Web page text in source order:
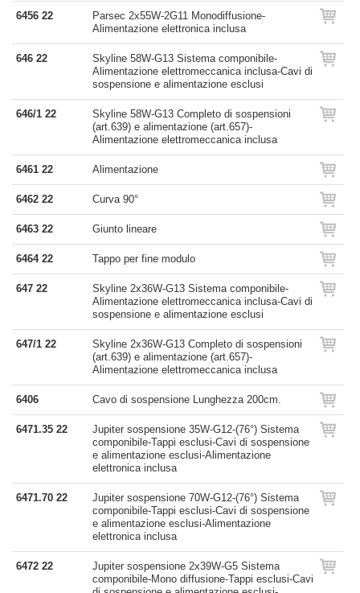
6456 22
Parsec 2x55W-2G11 Monodiffusione-
Alimentazione elettronica inclusa
646 22
Skyline 58W-G13 Sistema componibile-
Alimentazione elettromeccanica inclusa-Cavi di
sospensione e alimentazione esclusi
646/1 22
Skyline 58W-G13 Completo di sospensioni
(art.639) e alimentazione (art.657)-
Alimentazione elettromeccanica inclusa
6461 22 Alimentazione
6462 22 Curva 90°
6463 22 Giunto lineare
6464 22 Tappo per fine modulo
647 22
Skyline 2x36W-G13 Sistema componibile-
Alimentazione elettromeccanica inclusa-Cavi di
sospensione e alimentazione esclusi
647/1 22
Skyline 2x36W-G13 Completo di sospensioni
(art.639) e alimentazione (art.657)-
Alimentazione elettromeccanica inclusa
6406 Cavo di sospensione Lunghezza 200cm.
6471.35 22
Jupiter sospensione 35W-G12-(76°) Sistema
componibile-Tappi esclusi-Cavi di sospensione
e alimentazione esclusi-Alimentazione
elettronica inclusa
6471.70 22
Jupiter sospensione 70W-G12-(76°) Sistema
componibile-Tappi esclusi-Cavi di sospensione
e alimentazione esclusi-Alimentazione
elettronica inclusa
6472 22
Jupiter sospensione 2x39W-G5 Sistema
componibile-Mono diffusione-Tappi esclusi-Cavi